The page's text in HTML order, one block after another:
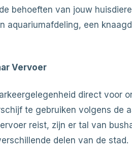
behoeften van jouw
aquariumafdeling, een
Vervoer
direct voor
te gebruiken volgens de
reist, zijn er tal van
delen van de stad.